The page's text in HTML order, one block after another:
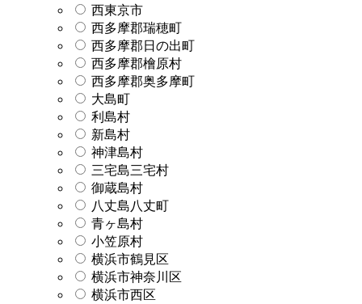
西東京市
西多摩郡瑞穂町
西多摩郡日の出町
西多摩郡檜原村
西多摩郡奥多摩町
大島町
利島村
新島村
神津島村
三宅島三宅村
御蔵島村
八丈島八丈町
青ヶ島村
小笠原村
横浜市鶴見区
横浜市神奈川区
横浜市西区